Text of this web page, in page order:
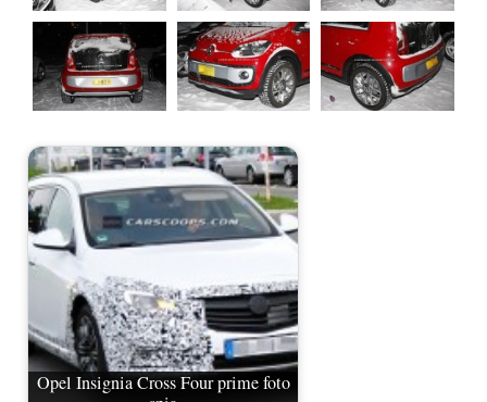
Opel Insignia Cross Four prime foto